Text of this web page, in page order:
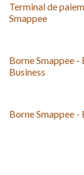
Terminal de
Smappee
Borne Smappee -
Business
Borne Smappee -